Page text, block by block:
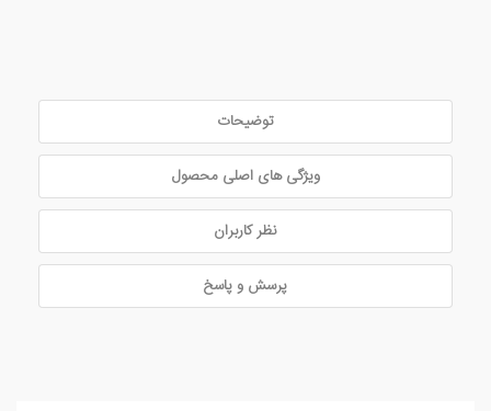
توضیحات
ویژگی های اصلی محصول
نظر کاربران
پرسش و پاسخ